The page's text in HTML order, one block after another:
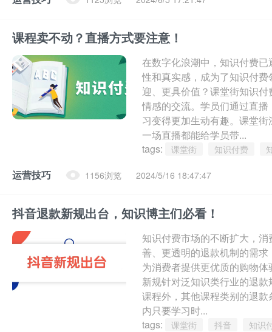
课程卖不动？直播方式要注意！
在数字化浪潮中，知识付费
性和真实感，成为了知识付
迎、更具价值？课堂街知识
情感的交流。学员们通过直
习变得更加生动有趣。课堂
一场直播都能给学员带...
tags:
课堂街 知识付费
运营技巧 1156浏览 2024/5/16 18:47:47
抖音退款新规出台，知识博主们必看！
知识付费市场的不断扩大，
善、更透明的退款机制的需
为消费者提供更优质的购物
新规针对泛知识类行业的退
课程外，其他课程类别的退
内只要学习时...
tags:
课堂街 抖音 知识